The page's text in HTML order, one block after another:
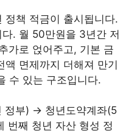
책 적금이 출시됩니다.
다. 월 50만원을 3년간 저
가로 얹어주고, 기본 금
액 면제까지 더해져 만기
수 있는 구조입니다.
정부) → 청년도약계좌(5
번째 청년 자산 형성 정